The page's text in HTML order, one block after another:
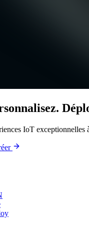
IoT exceptionnelles